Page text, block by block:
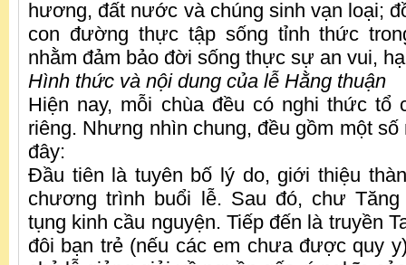
hương, đất nước và chúng sinh vạn loại;
con đường thực tập sống tỉnh thức
nhằm đảm bảo đời sống thực sự an vui,
Hình thức và nội dung của lễ Hằng thuận
Hiện nay, mỗi chùa đều có nghi thức tổ
riêng. Nhưng nhìn chung, đều gồm một
đây:
Đầu tiên là tuyên bố lý do, giới thiệu
chương trình buổi lễ. Sau đó, chư
tụng kinh cầu nguyện. Tiếp đến là truyền
đôi bạn trẻ (nếu các em chưa được quy